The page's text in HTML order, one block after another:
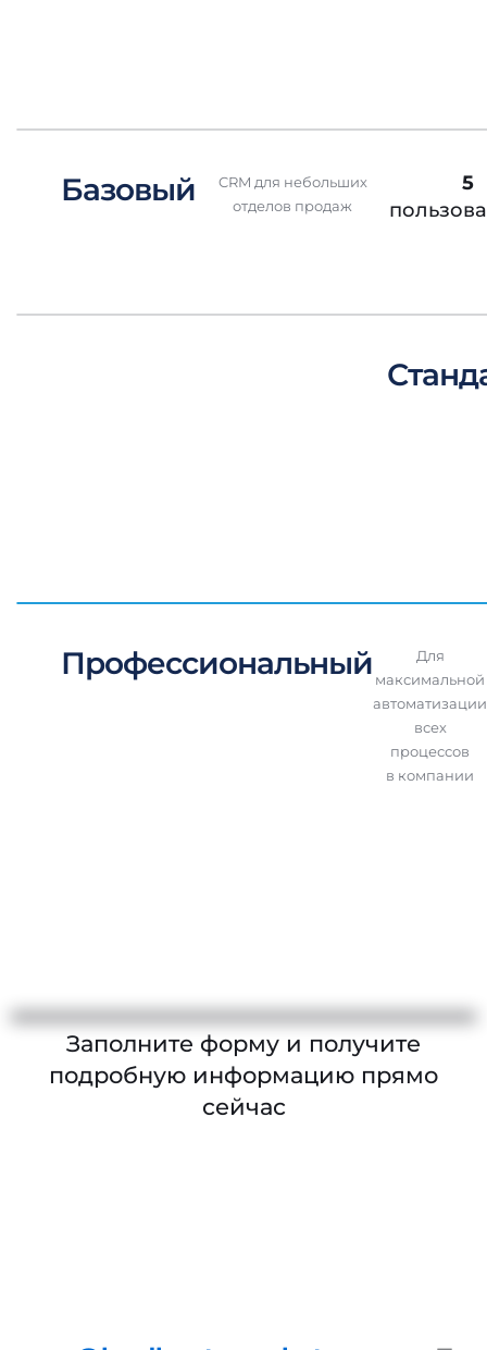
Базовый
CRM для небольших
отделов продаж
5
Профессиональный
Для
максимальной
автоматизации
всех
процессов
в компании
Заполните форму и получите
подробную информацию прямо
сейчас